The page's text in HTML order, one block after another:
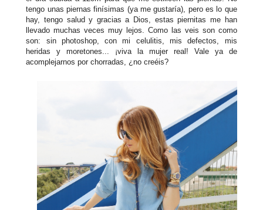
tengo unas piernas finísimas (ya me gustaría), pero es lo que
hay, tengo salud y gracias a Dios, estas piernitas me han
llevado muchas veces muy lejos. Como las veis son como
son: sin photoshop, con mi celulitis, mis defectos, mis
heridas y moretones... ¡viva la mujer real! Vale ya de
acomplejarnos por chorradas, ¿no creéis?